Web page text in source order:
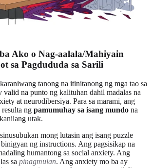
Ako o Nag-aalala/Mahiyain
sa Pagdududa sa Sarili
tanong na itinitanong ng mga tao sa
na punto ng kalituhan dahil madalas na
at neurodibersiya. Para sa marami, ang
ng pamumuhay sa isang mundo na
utak.
mong lutasin ang isang puzzle
ng instructions. Ang pagsisikap na
humantong sa social anxiety. Ang
sa pinagmulan. Ang anxiety mo ba ay